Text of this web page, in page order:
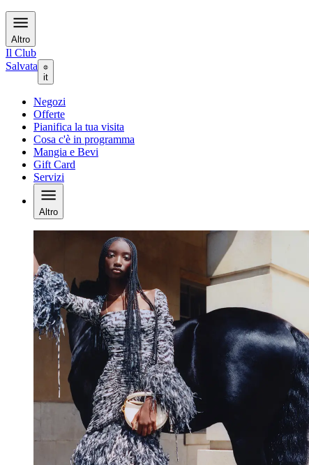
Altro
Il Club
Salvata
it
Negozi
Offerte
Pianifica la tua visita
Cosa c'è in programma
Mangia e Bevi
Gift Card
Servizi
Altro